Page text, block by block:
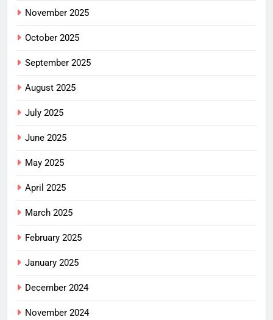
November 2025
October 2025
September 2025
August 2025
July 2025
June 2025
May 2025
April 2025
March 2025
February 2025
January 2025
December 2024
November 2024